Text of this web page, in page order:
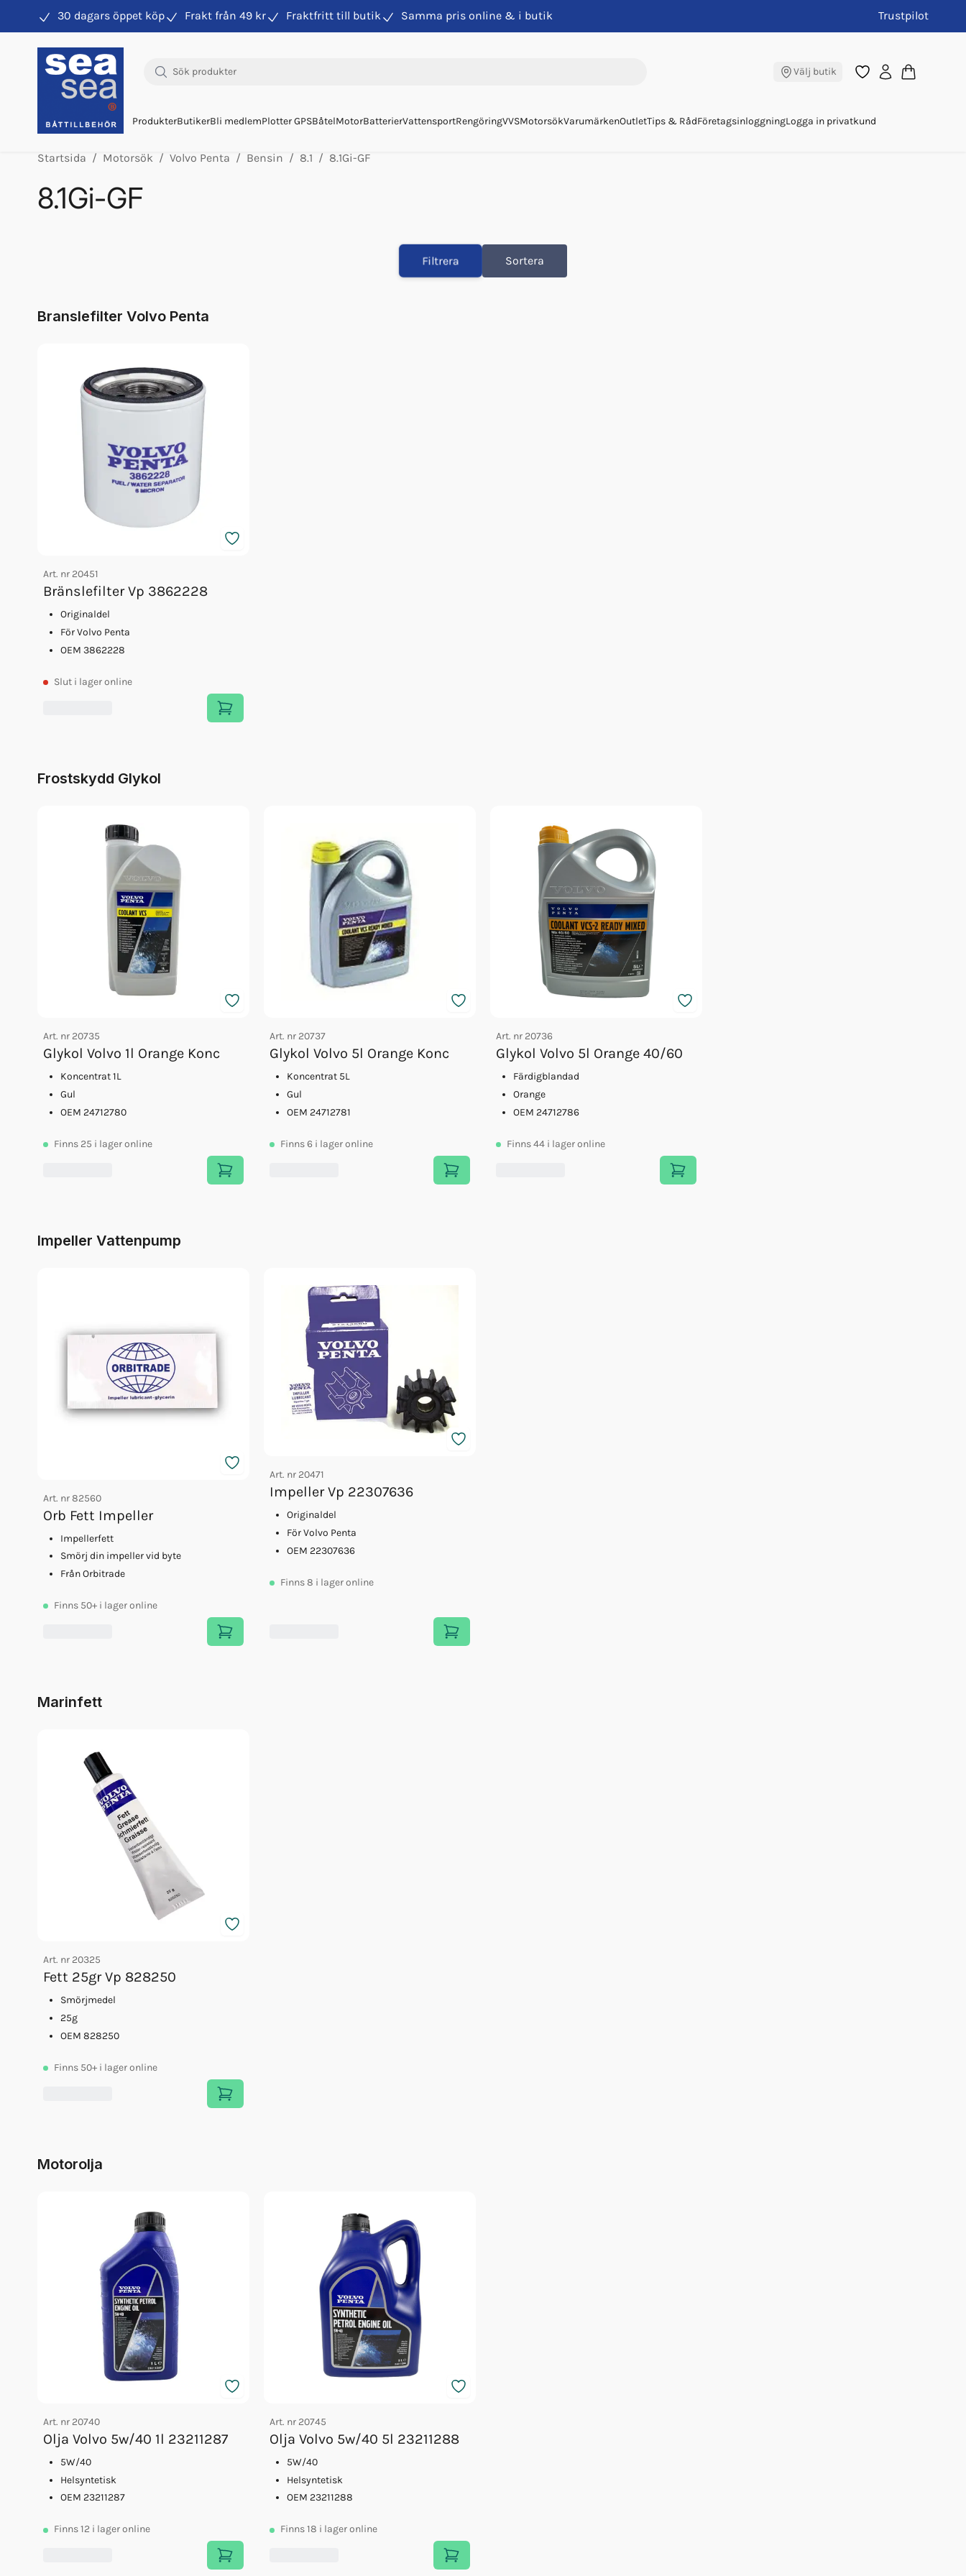
30 dagars öppet köp Frakt från 49 kr Fraktfritt till butik Samma pris online & i butik Trustpilot
Välj butik
ProdukterButikerBli medlemPlotter GPSBåtelMotorBatterierVattensportRengöringVVSMotorsökVarumärkenOutletTips & RådFöretagsinloggningLogga in privatkund
Hitta rätt produkter till din båtmotor
Startsida Motorsök Volvo Penta Bensin 8.1 8.1Gi-GF
8.1Gi-GF
Impeller Vp 22307636
Fett 25gr Vp 828250
Glykol Volvo 5l Orange 40/60
Filtrera Sortera
Branslefilter Volvo Penta
Art. nr 20451
Bränslefilter Vp 3862228
Originaldel
För Volvo Penta
OEM 3862228
Slut i lager online
Frostskydd Glykol
Art. nr 20735
Glykol Volvo 1l Orange Konc
Koncentrat 1L
Gul
OEM 24712780
Finns 25 i lager online
Art. nr 20737
Glykol Volvo 5l Orange Konc
Koncentrat 5L
Gul
OEM 24712781
Finns6 i lager online
Art. nr 20736
Glykol Volvo 5l Orange 40/60
Färdigblandad
Orange
OEM 24712786
Finns44 i lager online
Impeller Vattenpump
Art. nr82560
Orb Fett Impeller
Impellerfett
Smörj din impeller vid byte
Från Orbitrade
Finns 50+ i lager online
Art. nr 20471
Impeller Vp 22307636
Originaldel
För Volvo Penta
OEM 22307636
Finns8 i lager online
Marinfett
Art. nr 20325
Fett 25gr Vp 828250
Smörjmedel
25g
OEM 828250
Finns 50+ i lager online
Motorolja
Art. nr 20740
Olja Volvo 5w/40 1l 23211287
5W/40
Helsyntetisk
OEM 23211287
Finns12 i lager online
Art. nr 20745
Olja Volvo 5w/40 5l 23211288
5W/40
Helsyntetisk
OEM 23211288
Finns18 i lager online